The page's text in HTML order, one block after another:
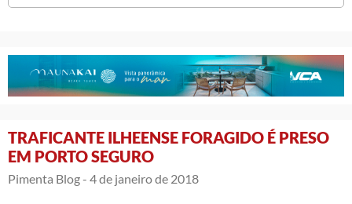
TRAFICANTE ILHEENSE FORAGIDO É PRESO
EM PORTO SEGURO
Pimenta Blog - 4 de janeiro de 2018